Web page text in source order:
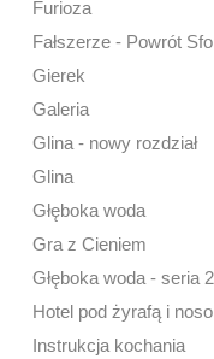
Furioza
Fałszerze - Powrót
Gierek
Galeria
Glina - nowy rozdział
Glina
Głęboka woda
Gra z Cieniem
Głęboka woda - seria 2
Hotel pod żyrafą i
Instrukcja kochania